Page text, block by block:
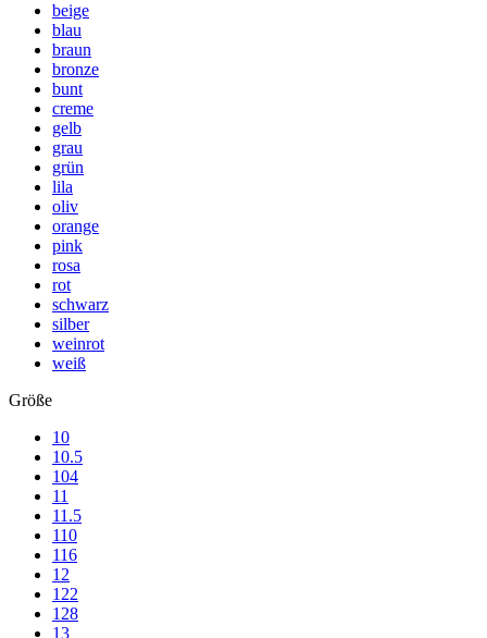
beige
blau
braun
bronze
bunt
creme
gelb
grau
grün
lila
oliv
orange
pink
rosa
rot
schwarz
silber
weinrot
weiß
Größe
10
10.5
104
11
11.5
110
116
12
122
128
13